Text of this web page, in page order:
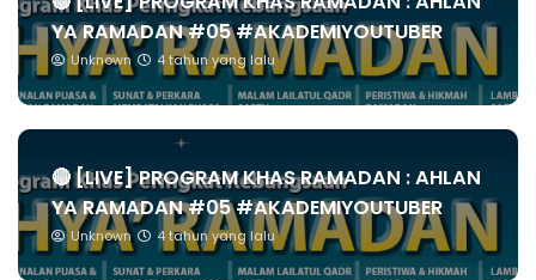
YA RAMADAN #05 #AKADEMIYOUTUBER
Unknown 4 tahun yang lalu
🔴 [LIVE] PROGRAM KHAS RAMADAN : AHLAN
YA RAMADAN #05 #AKADEMIYOUTUBER
Unknown 4 tahun yang lalu